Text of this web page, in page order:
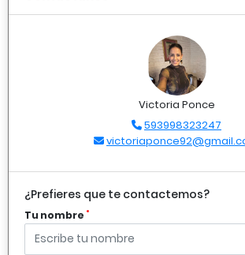
Victoria Ponce
593998323247
¿Prefieres que te contactemos?
Tu nombre *